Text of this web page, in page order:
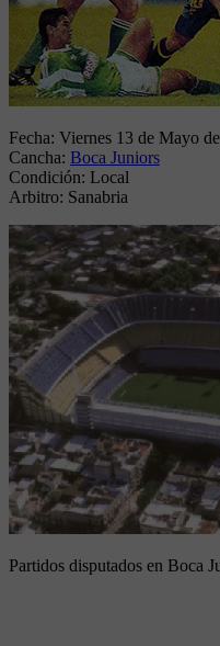
Fecha: Viernes 13 de Mayo
Cancha: Boca Juniors
Condición: Local
Arbitro: Sanabria
Partidos disputados en Boca